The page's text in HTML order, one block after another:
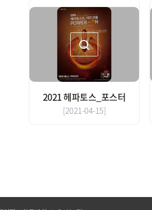
2021 헤파토스_포스터
[2021-04-15]